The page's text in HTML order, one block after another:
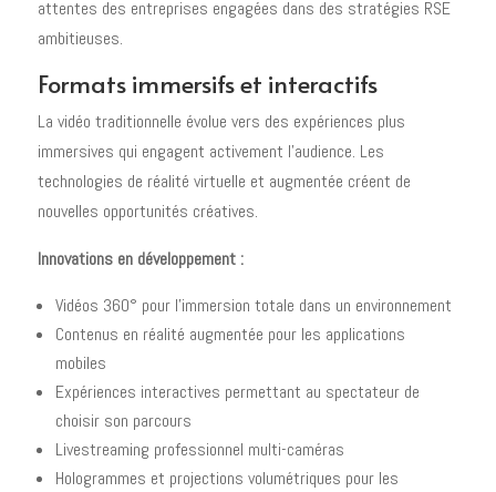
attentes des entreprises engagées dans des stratégies RSE
ambitieuses.
Formats immersifs et interactifs
La vidéo traditionnelle évolue vers des expériences plus
immersives qui engagent activement l'audience. Les
technologies de réalité virtuelle et augmentée créent de
nouvelles opportunités créatives.
Innovations en développement :
Vidéos 360° pour l'immersion totale dans un environnement
Contenus en réalité augmentée pour les applications
mobiles
Expériences interactives permettant au spectateur de
choisir son parcours
Livestreaming professionnel multi-caméras
Hologrammes et projections volumétriques pour les